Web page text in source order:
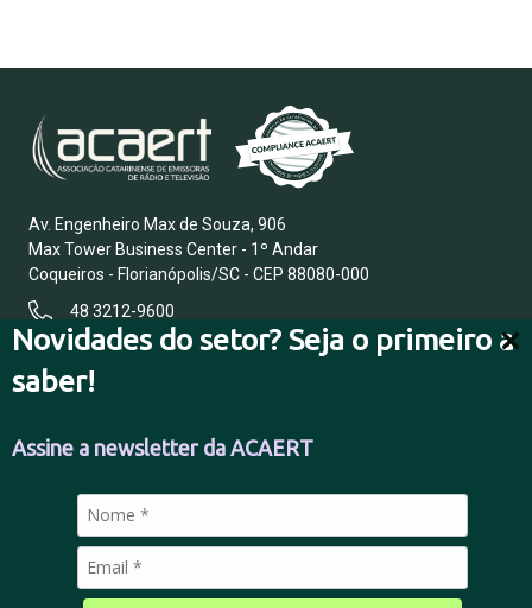
Novidades do setor? Seja o primeiro a
saber!
Assine a newsletter da ACAERT
Av. Engenheiro Max de Souza, 906
Max Tower Business Center - 1º Andar
Coqueiros - Florianópolis/SC - CEP 88080-000
48 3212-9600
FALE CONOSCO
POLÍTICA DE PRIVACIDADE